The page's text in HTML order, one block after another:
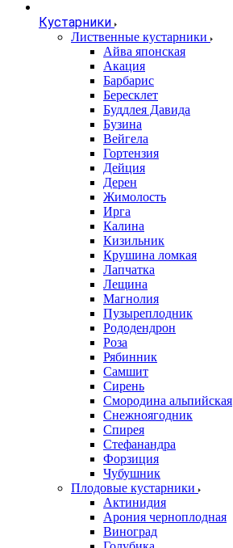
Кустарники
Лиственные кустарники
Айва японская
Акация
Барбарис
Бересклет
Буддлея Давида
Бузина
Вейгела
Гортензия
Дейция
Дерен
Жимолость
Ирга
Калина
Кизильник
Крушина ломкая
Лапчатка
Лещина
Магнолия
Пузыреплодник
Рододендрон
Роза
Рябинник
Самшит
Сирень
Смородина альпийская
Снежноягодник
Спирея
Стефанандра
Форзиция
Чубушник
Плодовые кустарники
Актинидия
Арония черноплодная
Виноград